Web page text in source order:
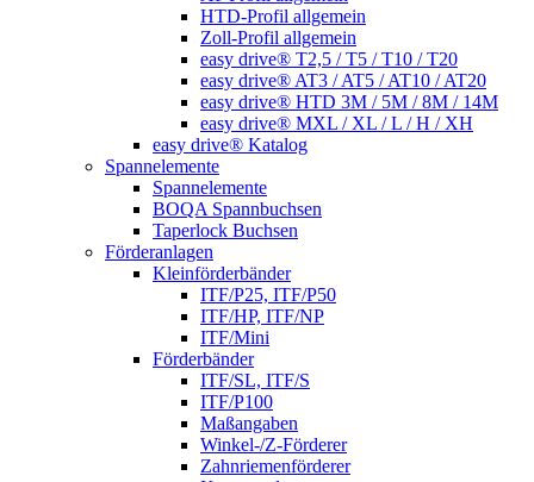
HTD-Profil allgemein
Zoll-Profil allgemein
easy drive® T2,5 / T5 / T10 / T20
easy drive® AT3 / AT5 / AT10 / AT20
easy drive® HTD 3M / 5M / 8M / 14M
easy drive® MXL / XL / L / H / XH
easy drive® Katalog
Spannelemente
Spannelemente
BOQA Spannbuchsen
Taperlock Buchsen
Förderanlagen
Kleinförderbänder
ITF/P25, ITF/P50
ITF/HP, ITF/NP
ITF/Mini
Förderbänder
ITF/SL, ITF/S
ITF/P100
Maßangaben
Winkel-/Z-Förderer
Zahnriemenförderer